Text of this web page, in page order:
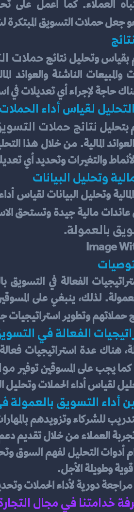
جعل حملات التسويق المبتكرة
بقياس وتحليل نتائج حملات
حاجة لإجراء أي تعديلات في
لقياس أداء الحملات
بتحليل نتائج حملات
والتغيرات وتحديد أي
وتحليل البيانات
مالية جيدة وتستحق
بالعمولة.
حملاتهم وتطوير استراتيجيات
الفعالة في
يجب على المسوقين توفير
لقياس أداء الحملات وتحليل
التسويق بالعمولة في
للشركاء وتزويدهم
العملاء من خلال تقديم
وطويلة الأجل.
مراجعة دورية لأداء الحملات
خدامتنا في مجال